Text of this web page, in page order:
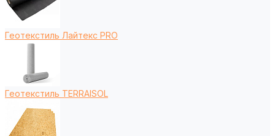
Геотекстиль Лайтекс PRO
Геотекстиль TERRAISOL